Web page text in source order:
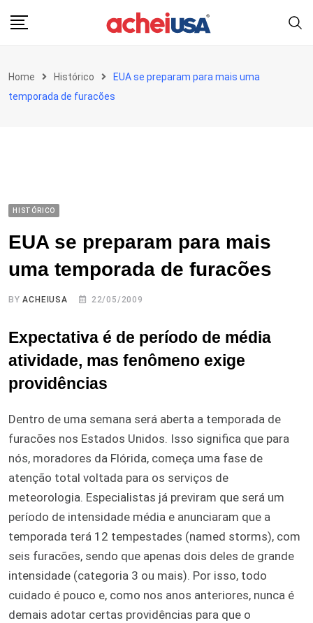
Home Histórico
EUA se preparam para mais uma
temporada de furacões
HISTÓRICO
EUA se preparam para mais
uma temporada de furacões
BYACHEIUSA 22/05/2009
Expectativa é de período de média
atividade, mas fenômeno exige
providências
Dentro de uma semana será aberta a temporada de
furacões nos Estados Unidos. Isso significa que para
nós, moradores da Flórida, começa uma fase de
atenção total voltada para os serviços de
meteorologia. Especialistas já previram que será um
período de intensidade média e anunciaram que a
temporada terá 12 tempestades (named storms), com
seis furacões, sendo que apenas dois deles de grande
intensidade (categoria 3 ou mais). Por isso, todo
cuidado é pouco e, como nos anos anteriores, nunca é
demais adotar certas providências para que o